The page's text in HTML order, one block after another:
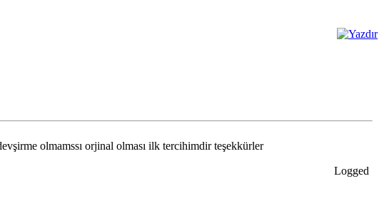
olmamssı orjinal olması ilk tercihimdir teşekkürler
Logged